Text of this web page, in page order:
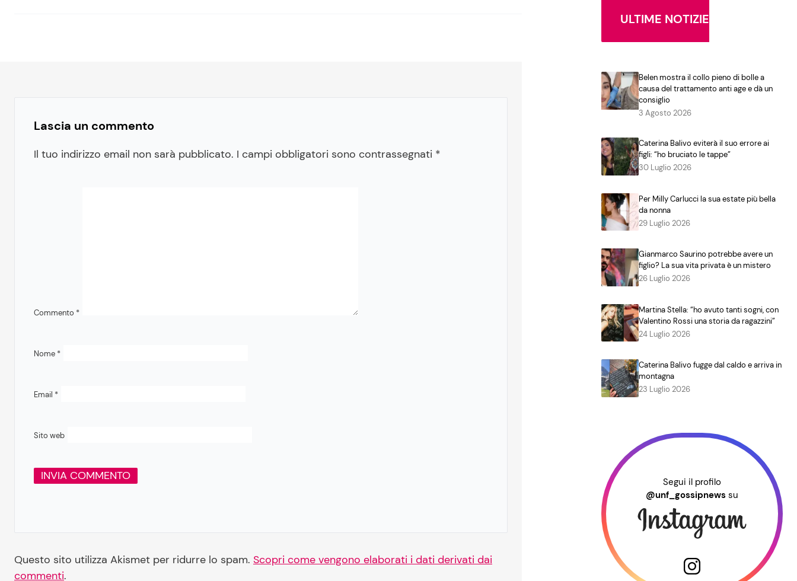
Lascia un commento
Il tuo indirizzo email non sarà pubblicato. I campi obbligatori sono contrassegnati *
Commento *
Nome *
Email *
Sito web
Questo sito utilizza Akismet per ridurre lo spam. Scopri come vengono elaborati i dati derivati dai
commenti.
ULTIME NOTIZIE
Belen mostra il collo pieno di bolle a
causa del trattamento anti age e dà un
consiglio
3 Agosto 2026
Caterina Balivo eviterà il suo errore ai
figli: “ho bruciato le tappe”
30 Luglio 2026
Per Milly Carlucci la sua estate più bella
da nonna
29 Luglio 2026
Gianmarco Saurino potrebbe avere un
figlio? La sua vita privata è un mistero
26 Luglio 2026
Martina Stella: “ho avuto tanti sogni, con
Valentino Rossi una storia da ragazzini”
24 Luglio 2026
Caterina Balivo fugge dal caldo e arriva in
montagna
23 Luglio 2026
Segui il profilo
@unf_gossipnews su